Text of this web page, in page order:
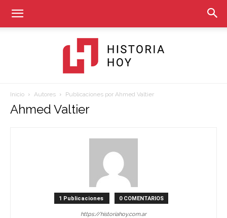
Historia
Inicio Autores Publicaciones por Ahmed Valtier
Ahmed Valtier
1 Publicaciones 0 COMENTARIOS
https://historiahoy.com.ar